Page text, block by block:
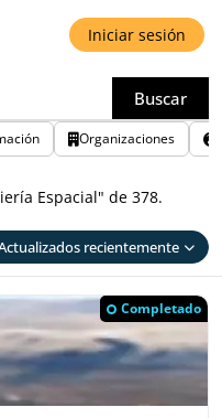
Iniciar sesión
Buscar
Organizaciones
Espacial" de 378.
País Provincia
recientemente
Completado